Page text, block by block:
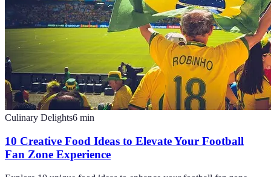
Culinary Delights6 min
10 Creative Food Ideas to Elevate Your Football
Fan Zone Experience